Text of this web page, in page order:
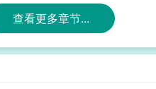
查看更多章节...